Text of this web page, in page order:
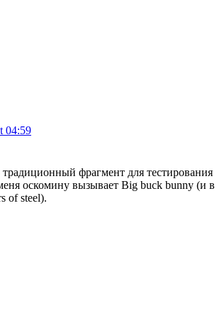
04:59
фрагмент для тестирования
оскомину вызывает Big buck bunny (и в
of steel).